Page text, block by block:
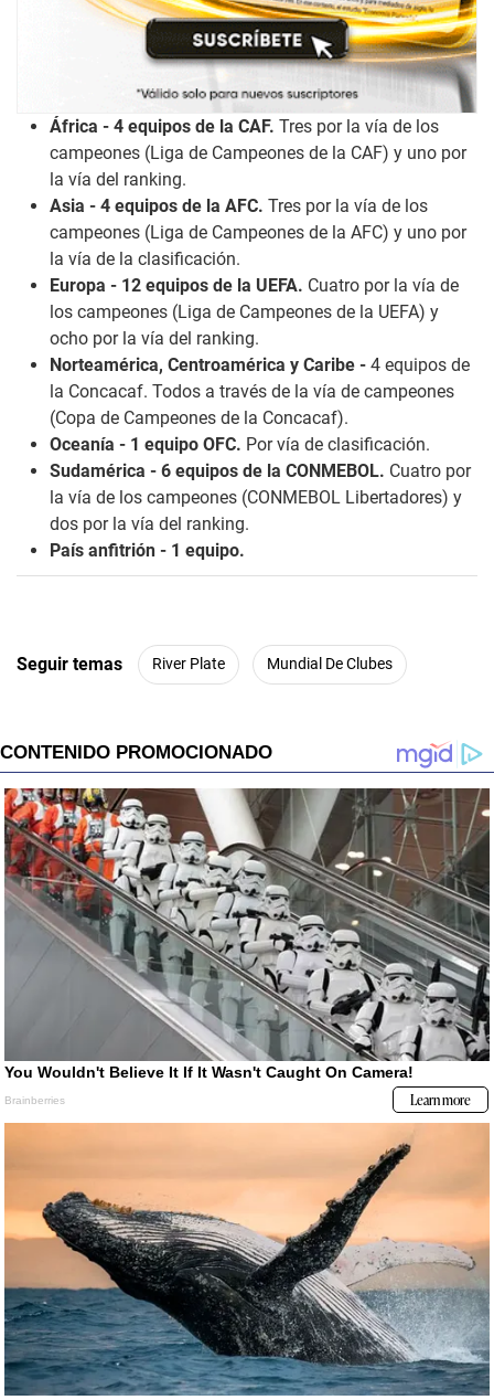
África - 4 equipos de la CAF. Tres por la vía de los
campeones (Liga de Campeones de la CAF) y uno por
la vía del ranking.
Asia - 4 equipos de la AFC. Tres por la vía de los
campeones (Liga de Campeones de la AFC) y uno por
la vía de la clasificación.
Europa - 12 equipos de la UEFA. Cuatro por la vía de
los campeones (Liga de Campeones de la UEFA) y
ocho por la vía del ranking.
Norteamérica, Centroamérica y Caribe - 4 equipos de
la Concacaf. Todos a través de la vía de campeones
(Copa de Campeones de la Concacaf).
Oceanía - 1 equipo OFC. Por vía de clasificación.
Sudamérica - 6 equipos de la CONMEBOL. Cuatro por
la vía de los campeones (CONMEBOL Libertadores) y
dos por la vía del ranking.
País anfitrión - 1 equipo.
Seguir temas River Plate Mundial De Clubes